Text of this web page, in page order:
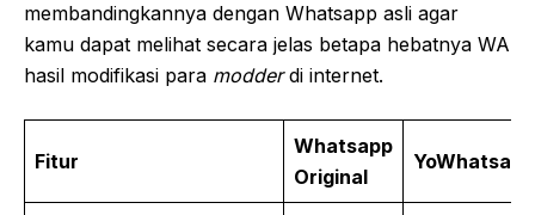
membandingkannya dengan Whatsapp asli agar
kamu dapat melihat secara jelas betapa hebatnya WA
hasil modifikasi para modderdi internet.
Fitur
Whatsapp
Original
YoWhatsapp